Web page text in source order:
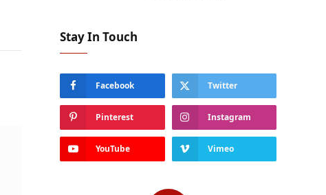
Stay In Touch
Facebook Twitter
Pinterest Instagram
YouTube Vimeo